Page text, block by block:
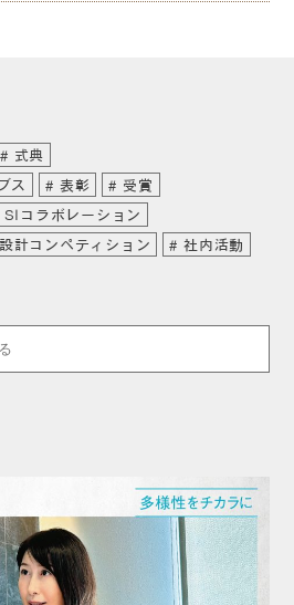
式典
ス
表彰
受賞
SIコラボレーション
設計コンペティション 社内活動